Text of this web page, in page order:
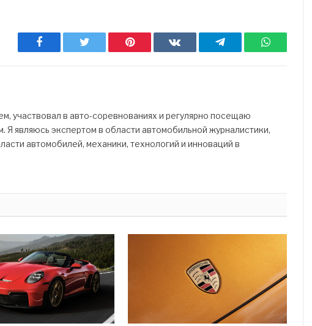
Facebook Twitter Pinterest ВКонтактеTelegram WhatsApp
участвовал в авто-соревнованиях и регулярно посещаю
Я являюсь экспертом в области автомобильной журналистики,
автомобилей, механики, технологий и инноваций в